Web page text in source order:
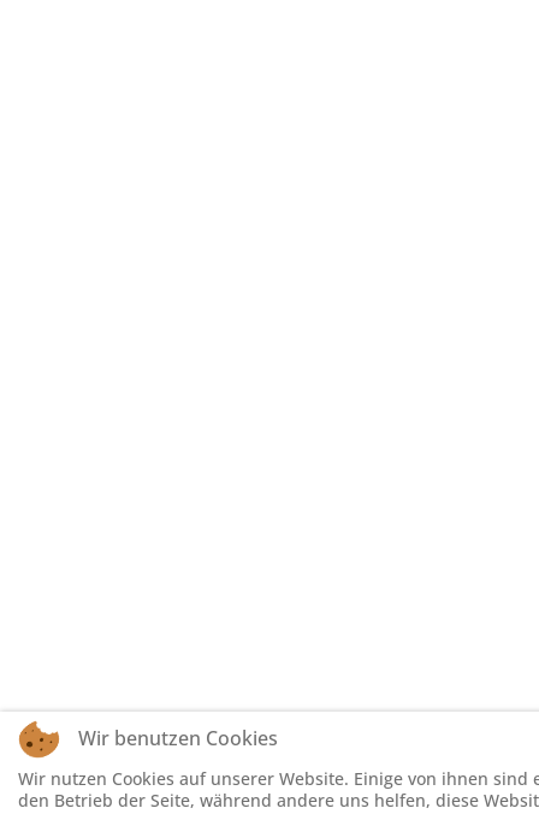
Wir benutzen Cookies
Wir nutzen Cookies auf unserer Website. Einige von ihnen sind
den Betrieb der Seite, während andere uns helfen, diese